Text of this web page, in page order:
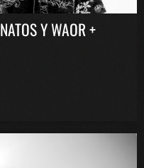
NATOS Y WAOR +